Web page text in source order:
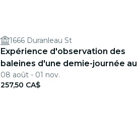
1666 Duranleau St
Expérience d'observation des
baleines d'une demie-journée au
départ de Vancouver
08 août - 01 nov.
257,50 CA$